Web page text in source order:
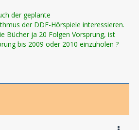
der geplante
der DDF-Hörspiele interessieren.
Bücher ja 20 Folgen Vorsprung, ist
bis 2009 oder 2010 einzuholen ?